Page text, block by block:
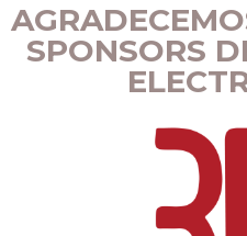
SPONSORS